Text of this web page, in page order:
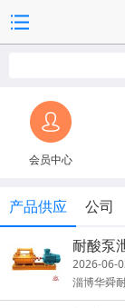
会员中心
产品供应 公司
耐酸泵
2026-06-
淄博华舜